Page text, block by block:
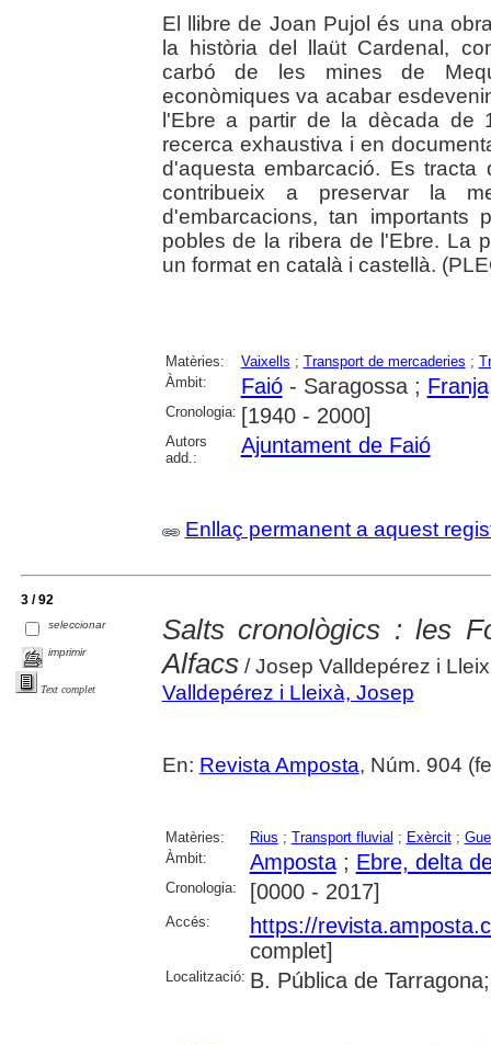
El llibre de Joan Pujol és una
la història del llaüt Cardenal,
carbó de les mines de
econòmiques va acabar
l'Ebre a partir de la dècada de
recerca exhaustiva i en
d'aquesta embarcació. Es
contribueix a preservar la
d'embarcacions, tan importants
pobles de la ribera de l'Ebre. La
un format en català i castellà.
Matèries: Vaixells ; Transport de mercaderies ;
Àmbit:
Faió- Saragossa ;
Cronologia: [1940 - 2000]
Autors
add.:
Ajuntament de Faió
Enllaç permanent a aquest
3 / 92
seleccionar
imprimir
Text complet
Salts cronològics : les
Alfacs/ Josep Valldepérez i
Valldepérez i Lleixà, Josep
En: Revista Amposta, Núm. 904
Matèries: Rius ; Transport fluvial ; Exèrcit;
Àmbit:
Amposta; Ebre, delta
Cronologia: [0000 - 2017]
Accés:
https://
complet]
Localització: B. Pública de